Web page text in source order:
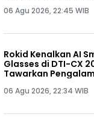
Pertama Kehidupan
06 Agu 2026, 22:45 WIB
Rokid Kenalkan AI
Glasses di DTI-CX
Tawarkan
06 Agu 2026, 22:34 WIB